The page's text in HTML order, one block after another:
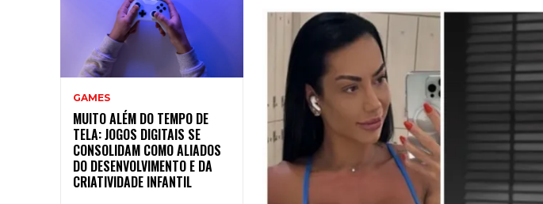
GAMES
MUITO ALÉM DO TEMPO DE
TELA: JOGOS DIGITAIS SE
CONSOLIDAM COMO ALIADOS
DO DESENVOLVIMENTO E DA
CRIATIVIDADE INFANTIL